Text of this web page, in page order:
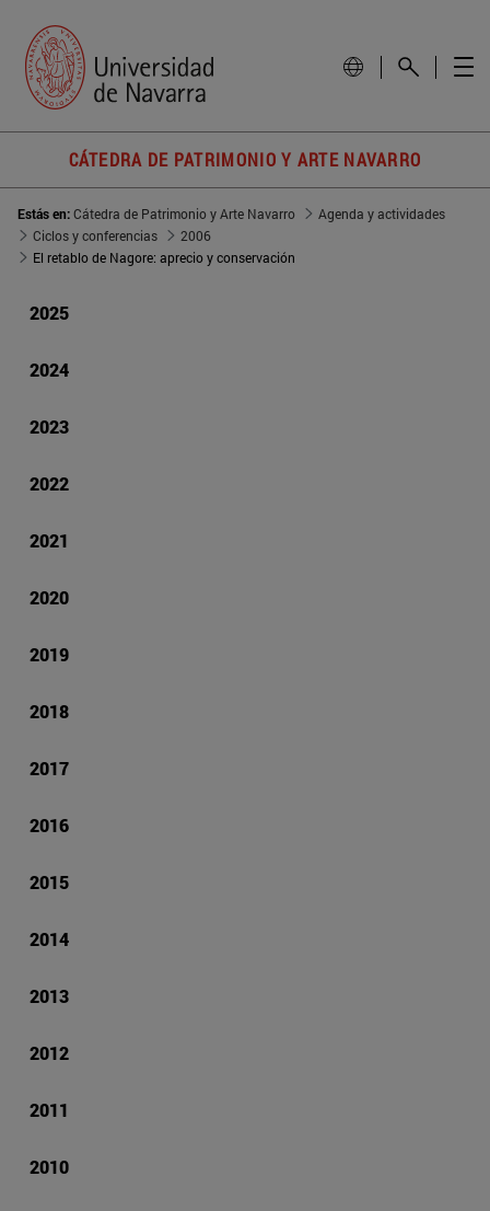
CÁTEDRA DE PATRIMONIO Y ARTE NAVARRO
Estás en:Cátedra de Patrimonio y Arte Navarro
Agenda y actividades
Ciclos y conferencias
2006
El retablo de Nagore: aprecio y conservación
2025
2024
2023
2022
2021
2020
2019
2018
2017
2016
2015
2014
2013
2012
2011
2010